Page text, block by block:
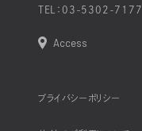
TEL： 03-5302-7177
Access
プライバシーポリシー